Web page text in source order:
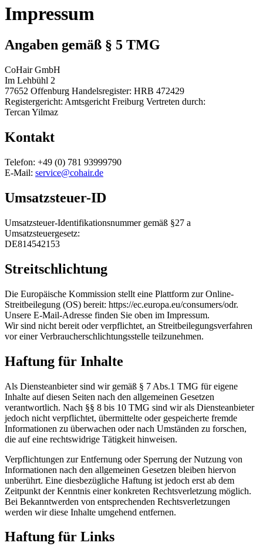
Impressum
Angaben gemäß § 5 TMG
CoHair GmbH
Im Lehbühl 2
77652 Offenburg Handelsregister: HRB 472429
Registergericht: Amtsgericht Freiburg Vertreten durch:
Tercan Yilmaz
Kontakt
Telefon: +49 (0) 781 93999790
E-Mail: service@cohair.de
Umsatzsteuer-ID
Umsatzsteuer-Identifikationsnummer gemäß §27 a
Umsatzsteuergesetz:
DE814542153
Streitschlichtung
Die Europäische Kommission stellt eine Plattform zur Online-
Streitbeilegung (OS) bereit: https://ec.europa.eu/consumers/odr.
Unsere E-Mail-Adresse finden Sie oben im Impressum.
Wir sind nicht bereit oder verpflichtet, an Streitbeilegungsverfahren
vor einer Verbraucherschlichtungsstelle teilzunehmen.
Haftung für Inhalte
Als Diensteanbieter sind wir gemäß § 7 Abs.1 TMG für eigene
Inhalte auf diesen Seiten nach den allgemeinen Gesetzen
verantwortlich. Nach §§ 8 bis 10 TMG sind wir als Diensteanbieter
jedoch nicht verpflichtet, übermittelte oder gespeicherte fremde
Informationen zu überwachen oder nach Umständen zu forschen,
die auf eine rechtswidrige Tätigkeit hinweisen.
Verpflichtungen zur Entfernung oder Sperrung der Nutzung von
Informationen nach den allgemeinen Gesetzen bleiben hiervon
unberührt. Eine diesbezügliche Haftung ist jedoch erst ab dem
Zeitpunkt der Kenntnis einer konkreten Rechtsverletzung möglich.
Bei Bekanntwerden von entsprechenden Rechtsverletzungen
werden wir diese Inhalte umgehend entfernen.
Haftung für Links